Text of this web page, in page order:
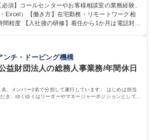
ープへのご
しています。お客様からの声に迅速かつ誠意をも
とともにグループ内活動に反映しています。 【具
件前後 募集職種 中野本社【お客様
もとにより良い商品づくりへ貢献
須】コールセンターやお客様相談室の業務経験、
Excel）【働き方】在宅勤務・リモートワーク相
1か月は電話対応
【当社について】キリングループの広報機能を担
の出会いを大切にし、磨き上げたホスピタリティ
ションをとりながら広報関連業務を行っておりま
ンチ・ドーピング機構
益財団法人の総務人事業務/年間休日
、メンバー2名で分担して遂行しています。 はじめは担当
き、ゆくゆくはリーダーやマネージャーポジションとして活
ます。